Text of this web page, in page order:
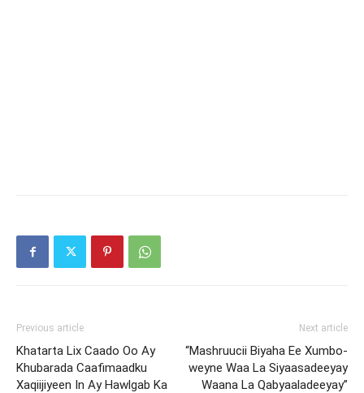
Previous article
Khatarta Lix Caado Oo Ay
Khubarada Caafimaadku
Xaqiijiyeen In Ay Hawlgab Ka
Next article
“Mashruucii Biyaha Ee Xumbo-
weyne Waa La Siyaasadeeyay
Waana La Qabyaaladeeyay”